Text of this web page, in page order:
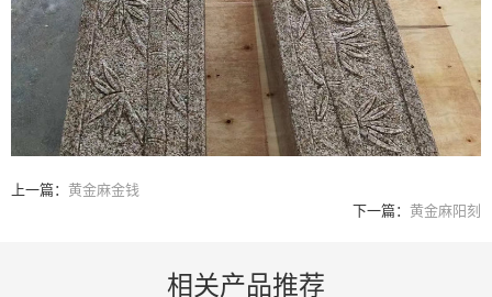
上一篇： 黄金麻金钱
下一篇： 黄金麻阳刻
相关产品推荐